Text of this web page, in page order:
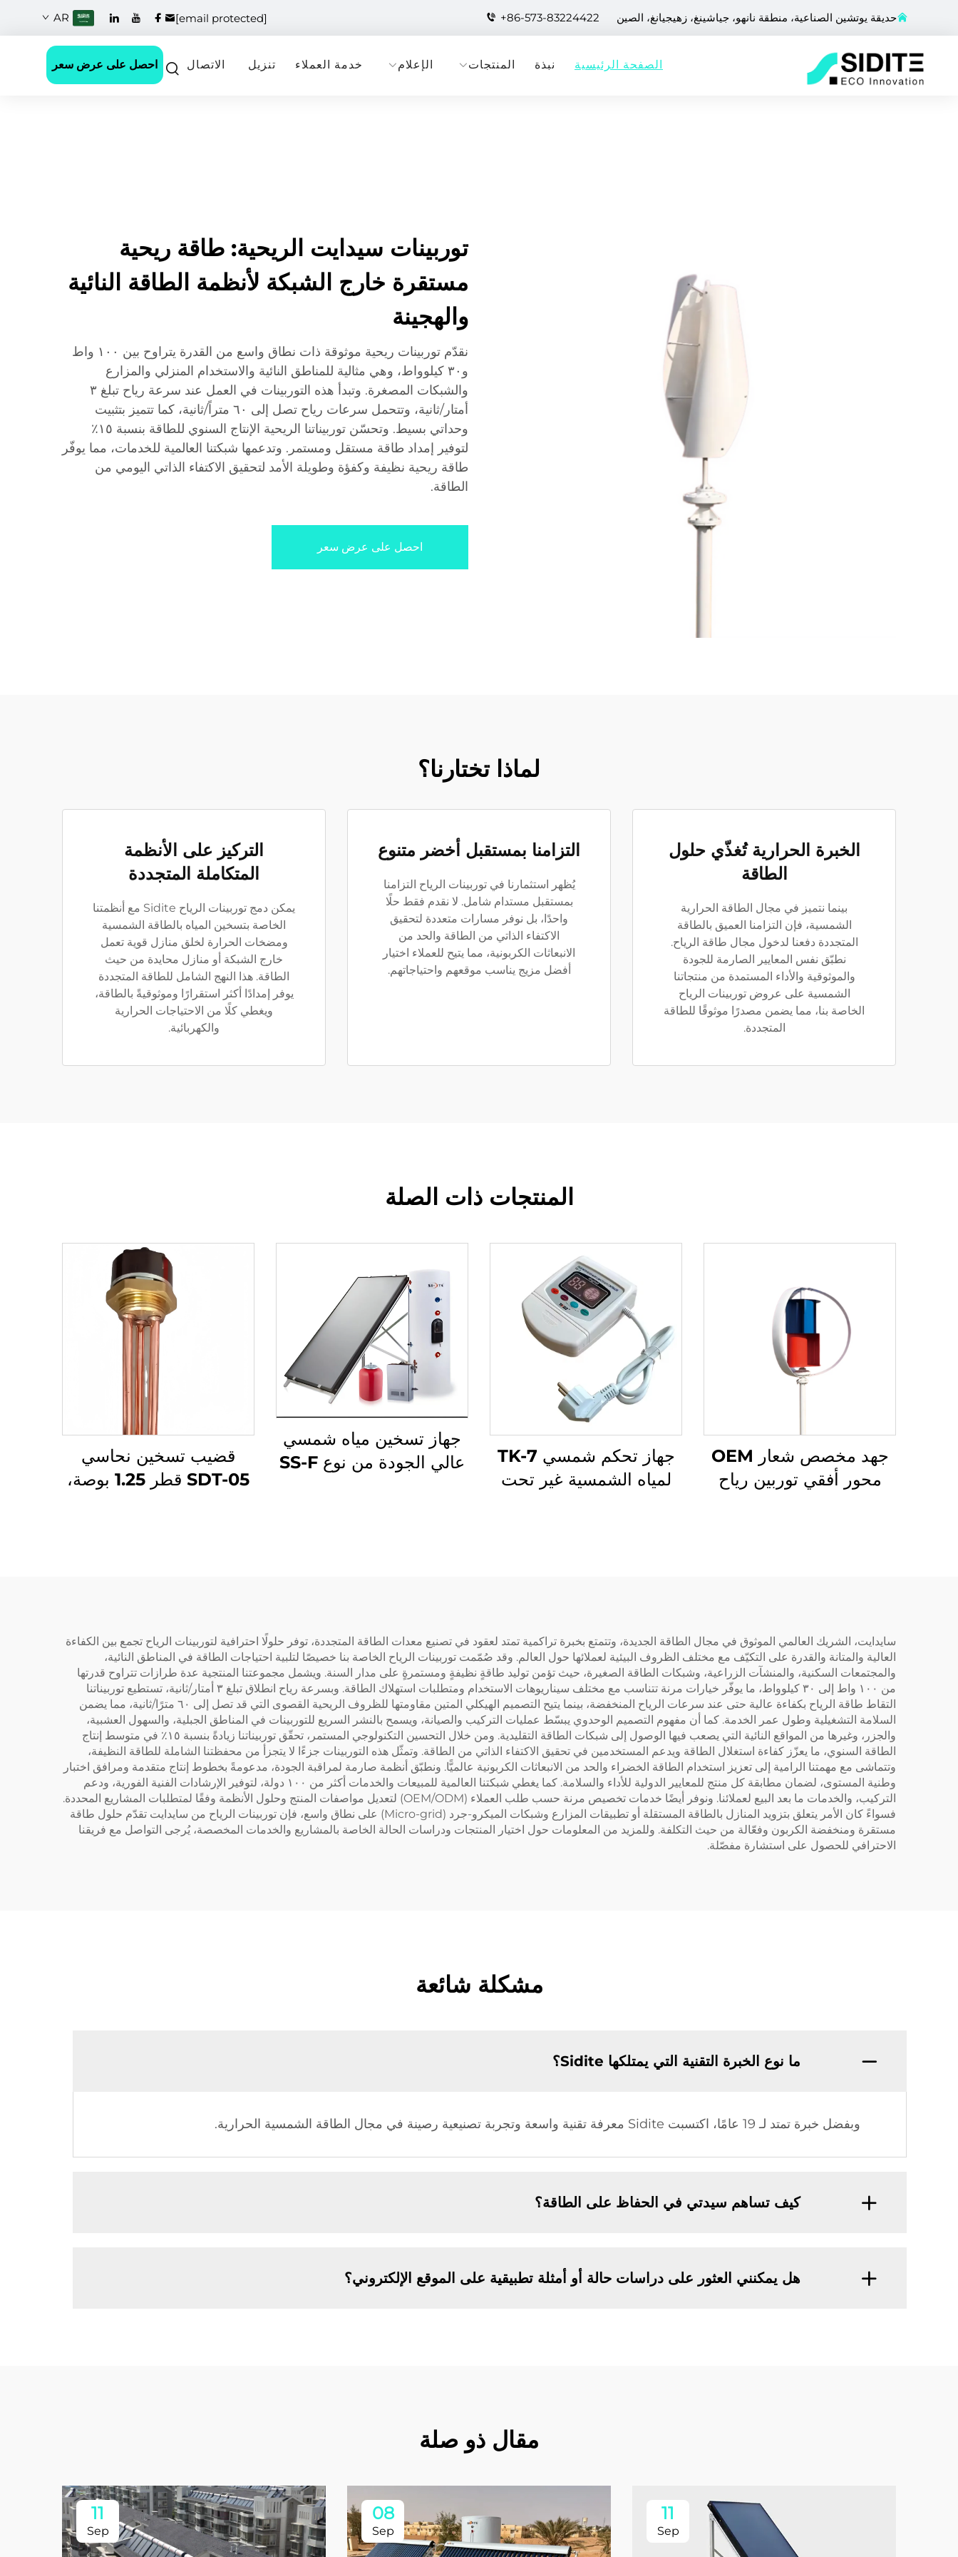
حديقة يوتشين الصناعية، منطقة نانهو، جياشينغ، زهيجيانغ، الصين +86-573-83224422
[email protected]
AR
الصفحة الرئيسية نبذة المنتجات الإعلام خدمة العملاء تنزيل الاتصال احصل على عرض سعر
توربينات سيدايت الريحية: طاقة ريحية
مستقرة خارج الشبكة لأنظمة الطاقة النائية
والهجينة
نقدّم توربينات ريحية موثوقة ذات نطاق واسع من القدرة يتراوح بين ١٠٠ واط
و٣٠ كيلوواط، وهي مثالية للمناطق النائية والاستخدام المنزلي والمزارع
والشبكات المصغرة. وتبدأ هذه التوربينات في العمل عند سرعة رياح تبلغ ٣
أمتار/ثانية، وتتحمل سرعات رياح تصل إلى ٦٠ متراً/ثانية، كما تتميز بتثبيت
وحداتي بسيط. وتحسّن توربيناتنا الريحية الإنتاج السنوي للطاقة بنسبة ١٥٪
لتوفير إمداد طاقة مستقل ومستمر. وتدعمها شبكتنا العالمية للخدمات، مما يوفّر
طاقة ريحية نظيفة وكفؤة وطويلة الأمد لتحقيق الاكتفاء الذاتي اليومي من
الطاقة.
احصل على عرض سعر
لماذا تختارنا؟
الخبرة الحرارية تُغذّي حلول
الطاقة
بينما نتميز في مجال الطاقة الحرارية
الشمسية، فإن التزامنا العميق بالطاقة
المتجددة دفعنا لدخول مجال طاقة الرياح.
نطبّق نفس المعايير الصارمة للجودة
والموثوقية والأداء المستمدة من منتجاتنا
الشمسية على عروض توربينات الرياح
الخاصة بنا، مما يضمن مصدرًا موثوقًا للطاقة
المتجددة.
التزامنا بمستقبل أخضر متنوع
يُظهر استثمارنا في توربينات الرياح التزامنا
بمستقبل مستدام شامل. لا نقدم فقط حلًا
واحدًا، بل نوفر مسارات متعددة لتحقيق
الاكتفاء الذاتي من الطاقة والحد من
الانبعاثات الكربونية، مما يتيح للعملاء اختيار
أفضل مزيج يناسب موقعهم واحتياجاتهم.
التركيز على الأنظمة
المتكاملة المتجددة
يمكن دمج توربينات الرياح Sidite مع أنظمتنا
الخاصة بتسخين المياه بالطاقة الشمسية
ومضخات الحرارة لخلق منازل قوية تعمل
خارج الشبكة أو منازل محايدة من حيث
الطاقة. هذا النهج الشامل للطاقة المتجددة
يوفر إمدادًا أكثر استقرارًا وموثوقيةً بالطاقة،
ويغطي كلًا من الاحتياجات الحرارية
والكهربائية.
المنتجات ذات الصلة
جهد مخصص شعار OEM
محور أفقي توربين رياح
جهاز تحكم شمسي TK-7
لمياه الشمسية غير تحت
جهاز تسخين مياه شمسي
عالي الجودة من نوع SS-F
قضيب تسخين نحاسي
SDT-05 قطر 1.25 بوصة،
سايدايت، الشريك العالمي الموثوق في مجال الطاقة الجديدة، وتتمتع بخبرة تراكمية تمتد لعقود في تصنيع معدات الطاقة المتجددة، توفر حلولًا احترافية لتوربينات الرياح تجمع بين الكفاءة
العالية والمتانة والقدرة على التكيّف مع مختلف الظروف البيئية لعملائها حول العالم. وقد صُمّمت توربينات الرياح الخاصة بنا خصيصًا لتلبية احتياجات الطاقة في المناطق النائية،
والمجتمعات السكنية، والمنشآت الزراعية، وشبكات الطاقة الصغيرة، حيث تؤمن توليد طاقةٍ نظيفةٍ ومستمرةٍ على مدار السنة. ويشمل مجموعتنا المنتجية عدة طرازات تتراوح قدرتها
من ١٠٠ واط إلى ٣٠ كيلوواط، ما يوفّر خيارات مرنة تتناسب مع مختلف سيناريوهات الاستخدام ومتطلبات استهلاك الطاقة. وبسرعة رياح انطلاق تبلغ ٣ أمتار/ثانية، تستطيع توربيناتنا
التقاط طاقة الرياح بكفاءة عالية حتى عند سرعات الرياح المنخفضة، بينما يتيح التصميم الهيكلي المتين مقاومتها للظروف الريحية القصوى التي قد تصل إلى ٦٠ مترًا/ثانية، مما يضمن
السلامة التشغيلية وطول عمر الخدمة. كما أن مفهوم التصميم الوحدوي يبسّط عمليات التركيب والصيانة، ويسمح بالنشر السريع للتوربينات في المناطق الجبلية، والسهول العشبية،
والجزر، وغيرها من المواقع النائية التي يصعب فيها الوصول إلى شبكات الطاقة التقليدية. ومن خلال التحسين التكنولوجي المستمر، تحقّق توربيناتنا زيادةً بنسبة ١٥٪ في متوسط إنتاج
الطاقة السنوي، ما يعزّز كفاءة استغلال الطاقة ويدعم المستخدمين في تحقيق الاكتفاء الذاتي من الطاقة. وتمثّل هذه التوربينات جزءًا لا يتجزأ من محفظتنا الشاملة للطاقة النظيفة،
وتتماشى مع مهمتنا الرامية إلى تعزيز استخدام الطاقة الخضراء والحد من الانبعاثات الكربونية عالميًّا. ونطبّق أنظمة صارمة لمراقبة الجودة، مدعومةً بخطوط إنتاج متقدمة ومرافق اختبار
وطنية المستوى، لضمان مطابقة كل منتج للمعايير الدولية للأداء والسلامة. كما يغطي شبكتنا العالمية للمبيعات والخدمات أكثر من ١٠٠ دولة، لتوفير الإرشادات الفنية الفورية، ودعم
التركيب، والخدمات ما بعد البيع لعملائنا. ونوفر أيضًا خدمات تخصيص مرنة حسب طلب العملاء (OEM/ODM) لتعديل مواصفات المنتج وحلول الأنظمة وفقًا لمتطلبات المشاريع المحددة.
فسواءً كان الأمر يتعلق بتزويد المنازل بالطاقة المستقلة أو تطبيقات المزارع وشبكات الميكرو-جرد (Micro-grid) على نطاق واسع، فإن توربينات الرياح من سايدايت تقدّم حلول طاقة
مستقرة ومنخفضة الكربون وفعّالة من حيث التكلفة. وللمزيد من المعلومات حول اختيار المنتجات ودراسات الحالة الخاصة بالمشاريع والخدمات المخصصة، يُرجى التواصل مع فريقنا
الاحترافي للحصول على استشارة مفصّلة.
مشكلة شائعة
ما نوع الخبرة التقنية التي يمتلكها Sidite؟
وبفضل خبرة تمتد لـ 19 عامًا، اكتسبت Sidite معرفة تقنية واسعة وتجربة تصنيعية رصينة في مجال الطاقة الشمسية الحرارية.
كيف تساهم سيدتي في الحفاظ على الطاقة؟
هل يمكنني العثور على دراسات حالة أو أمثلة تطبيقية على الموقع الإلكتروني؟
مقال ذو صلة
11
Sep
08
Sep
11
Sep